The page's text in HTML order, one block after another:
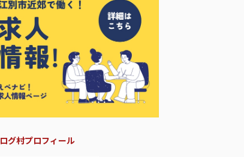
グ村プロフィール